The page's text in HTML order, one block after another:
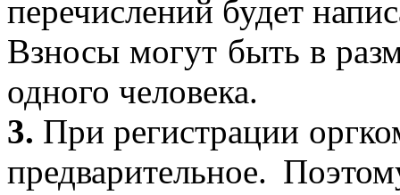
перечислений будет
Взносы могут быть в
одного человека.
3. При регистрации
предварительное.